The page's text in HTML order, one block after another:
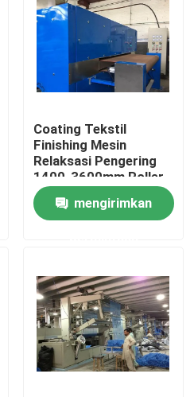
Coating Tekstil
Finishing Mesin
Relaksasi Pengering
1400-3600mm Roller
Lebar
mengirimkan